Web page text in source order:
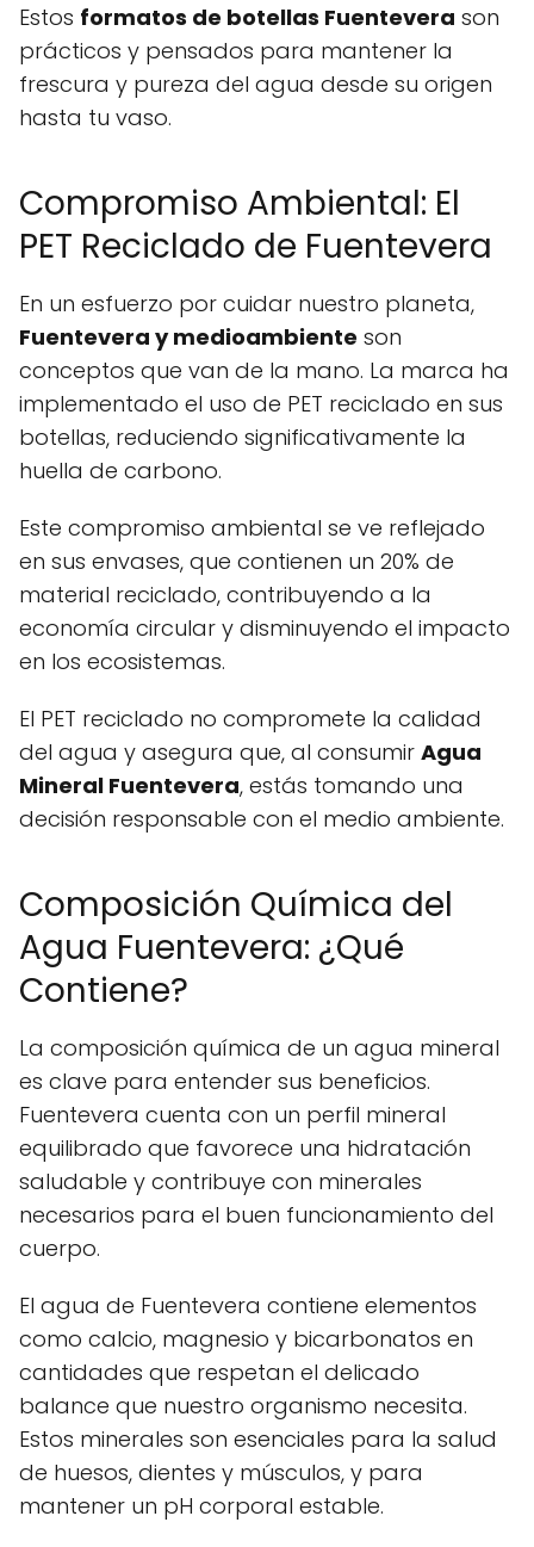
Estos formatos de botellas Fuentevera son
prácticos y pensados para mantener la
frescura y pureza del agua desde su origen
hasta tu vaso.
Compromiso Ambiental: El
PET Reciclado de Fuentevera
En un esfuerzo por cuidar nuestro planeta,
Fuentevera y medioambiente son
conceptos que van de la mano. La marca ha
implementado el uso de PET reciclado en sus
botellas, reduciendo significativamente la
huella de carbono.
Este compromiso ambiental se ve reflejado
en sus envases, que contienen un 20% de
material reciclado, contribuyendo a la
economía circular y disminuyendo el impacto
en los ecosistemas.
El PET reciclado no compromete la calidad
del agua y asegura que, al consumir Agua
Mineral Fuentevera, estás tomando una
decisión responsable con el medio ambiente.
Composición Química del
Agua Fuentevera: ¿Qué
Contiene?
La composición química de un agua mineral
es clave para entender sus beneficios.
Fuentevera cuenta con un perfil mineral
equilibrado que favorece una hidratación
saludable y contribuye con minerales
necesarios para el buen funcionamiento del
cuerpo.
El agua de Fuentevera contiene elementos
como calcio, magnesio y bicarbonatos en
cantidades que respetan el delicado
balance que nuestro organismo necesita.
Estos minerales son esenciales para la salud
de huesos, dientes y músculos, y para
mantener un pH corporal estable.